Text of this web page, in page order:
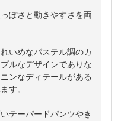
ぽさと動きやすさを両
いめなパステル調のカ
ルなデザインでありな
ンなディテールがある
す。
テーパードパンツやき